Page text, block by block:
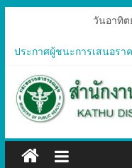
วันอาทิต
ประกาศผู้ชนะการเสนอรา
ประกาศผู้ชนะการเสนอร
โครงการป้องกันควบคุมโ
อำเภอกะทู้ ปี 2569
เจาะจง
ประกาศผู้ชนะการเสนอร